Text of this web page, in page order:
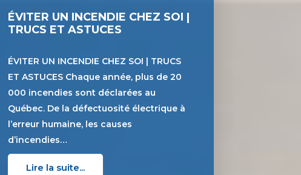
ÉVITER UN INCENDIE CHEZ SOI |
TRUCS ET ASTUCES
ÉVITER UN INCENDIE CHEZ SOI | TRUCS
ET ASTUCES Chaque année, plus de 20
000 incendies sont déclarées au
Québec. De la défectuosité électrique à
l’erreur humaine, les causes
d’incendies…
Lire la suite...